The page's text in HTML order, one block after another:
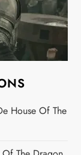
House Of The